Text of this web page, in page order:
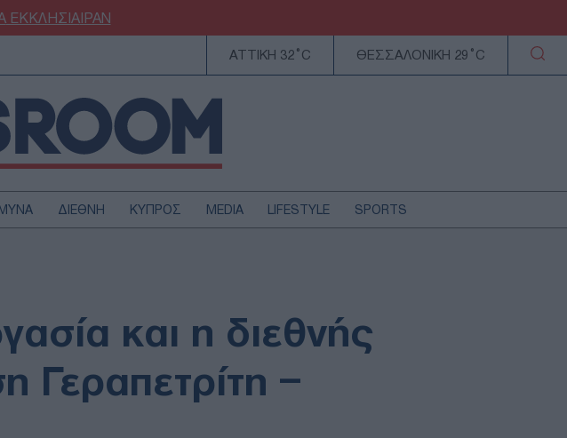
ΕΚΚΛΗΣΙΑΙΡΑΝ
ΑΤΤΙΚΗ 32°C ΘΕΣΣΑΛΟΝΙΚΗ 29°C
ΔΙΕΘΝΗ ΚΥΠΡΟΣ MEDIA LIFESTYLE SPORTS
ΤΕΧΝΟΛΟΓΙΑ
και η διεθνής
Γεραπετρίτη –